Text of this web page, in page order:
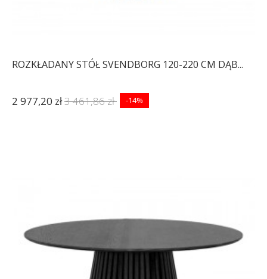
ROZKŁADANY STÓŁ SVENDBORG 120-220 CM DĄB...
2 977,20 zł3 461,86 zł -14%